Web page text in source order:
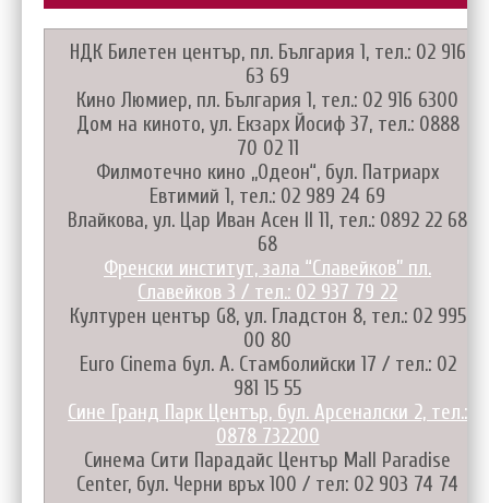
НДК Билетен център, пл. България 1, тел.: 02 916
63 69
Кино Люмиер, пл. България 1, тел.: 02 916 6300
Дом на киното, ул. Екзарх Йосиф 37, тел.: 0888
70 02 11
Филмотечно кино „Одеон“, бул. Патриарх
Евтимий 1, тел.: 02 989 24 69
Влайкова, ул. Цар Иван Асен II 11, тел.: 0892 22 68
68
Френски институт, зала “Славейков” пл.
Славейков 3 / тел.: 02 937 79 22
Културен център G8, ул. Гладстон 8, тел.: 02 995
00 80
Euro Cinema бул. А. Стамболийски 17 / тел.: 02
981 15 55
Сине Гранд Парк Център, бул. Арсеналски 2, тел.:
0878 732200
Синема Сити Парадайс Център Mall Paradise
Center, бул. Черни връх 100 / тел: 02 903 74 74